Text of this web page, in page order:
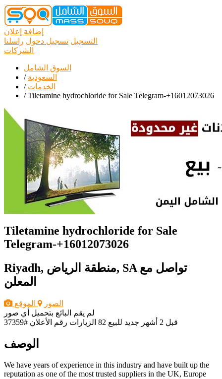
إضافة إعلان
التسجيل تسجيل دخول راسلنا
الشركات
السوق الشامل
/ السعودية
/ الخدمات
/Tiletamine hydrochloride for Sale Telegram-+16012073026
Tiletamine hydrochloride for Sale
Telegram-+16012073026
Riyadh, منطقة الرياض, SA تواصل مع
المعلن
الصور
الموقع
لم يقم البائع بتحميل أي صور
قبل 2 أشهر
جديد للبيع 82 الزيارات رقم الأعلان #37359
الوصف
We have years of experience in this industry and have built up the
reputation as one of the most trusted suppliers in the UK, Europe